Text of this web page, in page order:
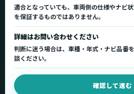
適合となっていても、車両側の仕様やナビ
を保証するものではありません。
詳細はお問い合わせください
判断に迷う場合は、車種・年式・ナビ品番
談ください。
確認して進む
製品を探す
製品一覧
車種適合を確認
用途から製品を選ぶ
取扱店舗・購入先
Q&A
起動